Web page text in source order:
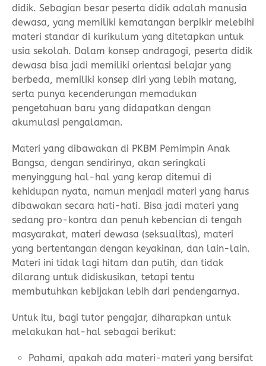
didik. Sebagian besar peserta didik adalah manusia
dewasa, yang memiliki kematangan berpikir melebihi
materi standar di kurikulum yang ditetapkan untuk
usia sekolah. Dalam konsep andragogi, peserta didik
dewasa bisa jadi memiliki orientasi belajar yang
berbeda, memiliki konsep diri yang lebih matang,
serta punya kecenderungan memadukan
pengetahuan baru yang didapatkan dengan
akumulasi pengalaman.
Materi yang dibawakan di PKBM Pemimpin Anak
Bangsa, dengan sendirinya, akan seringkali
menyinggung hal-hal yang kerap ditemui di
kehidupan nyata, namun menjadi materi yang harus
dibawakan secara hati-hati. Bisa jadi materi yang
sedang pro-kontra dan penuh kebencian di tengah
masyarakat, materi dewasa (seksualitas), materi
yang bertentangan dengan keyakinan, dan lain-lain.
Materi ini tidak lagi hitam dan putih, dan tidak
dilarang untuk didiskusikan, tetapi tentu
membutuhkan kebijakan lebih dari pendengarnya.
Untuk itu, bagi tutor pengajar, diharapkan untuk
melakukan hal-hal sebagai berikut:
Pahami, apakah ada materi-materi yang bersifat